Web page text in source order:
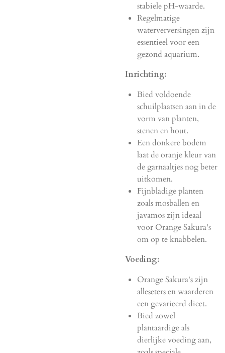
stabiele pH-waarde.
Regelmatige
waterverversingen zijn
essentieel voor een
gezond aquarium.
Inrichting:
Bied voldoende
schuilplaatsen aan in de
vorm van planten,
stenen en hout.
Een donkere bodem
laat de oranje kleur van
de garnaaltjes nog beter
uitkomen.
Fijnbladige planten
zoals mosballen en
javamos zijn ideaal
voor Orange Sakura's
om op te knabbelen.
Voeding:
Orange Sakura's zijn
alleseters en waarderen
een gevarieerd dieet.
Bied zowel
plantaardige als
dierlijke voeding aan,